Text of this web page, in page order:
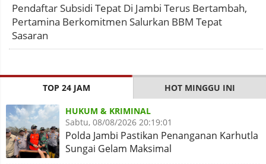
Pendaftar Subsidi Tepat Di Jambi Terus Bertambah,
Pertamina Berkomitmen Salurkan BBM Tepat
Sasaran
TOP 24 JAM HOT MINGGU INI
HUKUM & KRIMINAL
Sabtu, 08/08/2026 20:19:01
Polda Jambi Pastikan Penanganan Karhutla
Sungai Gelam Maksimal